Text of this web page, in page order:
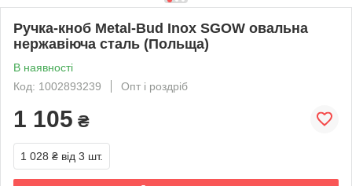
Ручка-кноб Metal-Bud Inox SGOW овальна
нержавіюча сталь (Польща)
В наявності
Код: 1002893239
Опт і роздріб
1 105 ₴
1 028 ₴ від 3 шт.